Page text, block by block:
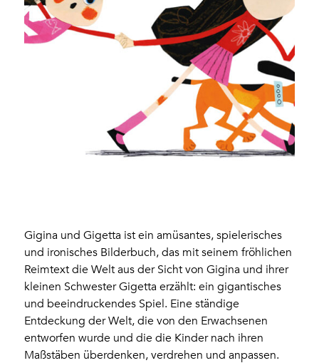
Gigina und Gigetta ist ein amüsantes, spielerisches
und ironisches Bilderbuch, das mit seinem fröhlichen
Reimtext die Welt aus der Sicht von Gigina und ihrer
kleinen Schwester Gigetta erzählt: ein gigantisches
und beeindruckendes Spiel. Eine ständige
Entdeckung der Welt, die von den Erwachsenen
entworfen wurde und die die Kinder nach ihren
Maßstäben überdenken, verdrehen und anpassen.